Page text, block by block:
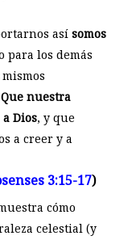
así somos
para los demás
Que nuestra
Dios, y que
a creer y a
3:15-17)
cómo
celestial (y